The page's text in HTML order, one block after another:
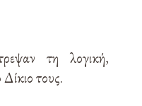
τη λογική,
τους.